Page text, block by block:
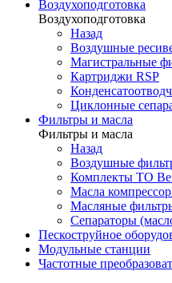
Воздухоподготовка
Воздухоподготовка
Назад
Воздушные
Магистральные
Картриджи RSP
Циклонные
Фильтры и масла
Фильтры и масла
Назад
Воздушные
Комплекты ТО
Масла
Масляные
Сепараторы
Пескоструйное
Модульные станции
Частотные